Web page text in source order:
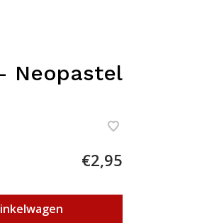
Neopastel
€2,95